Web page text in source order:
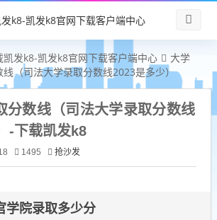
k8-凯发k8官网下载客户端中心
凯发k8-凯发k8官网下载客户端中心
大学
线（司法大学录取分数线2023是多少）
分数线（司法大学录取分数线
-下载凯发k8
1495 抢沙发
学院录取多少分